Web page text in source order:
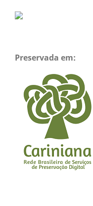
Preservada em: